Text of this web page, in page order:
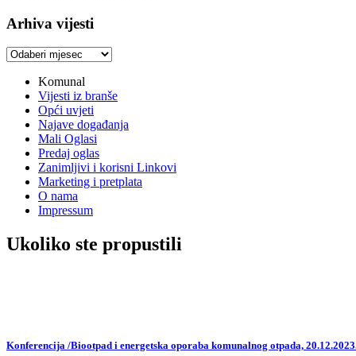
Arhiva vijesti
Arhiva
Komunal
Vijesti iz branše
Opći uvjeti
Najave događanja
Mali Oglasi
Predaj oglas
Zanimljivi i korisni Linkovi
Marketing i pretplata
O nama
Impressum
Ukoliko ste propustili
Konferencija /Biootpad i energetska oporaba komunalnog otpada,